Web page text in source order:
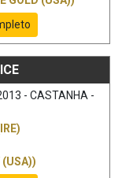
- CASTANHA -
(USA))